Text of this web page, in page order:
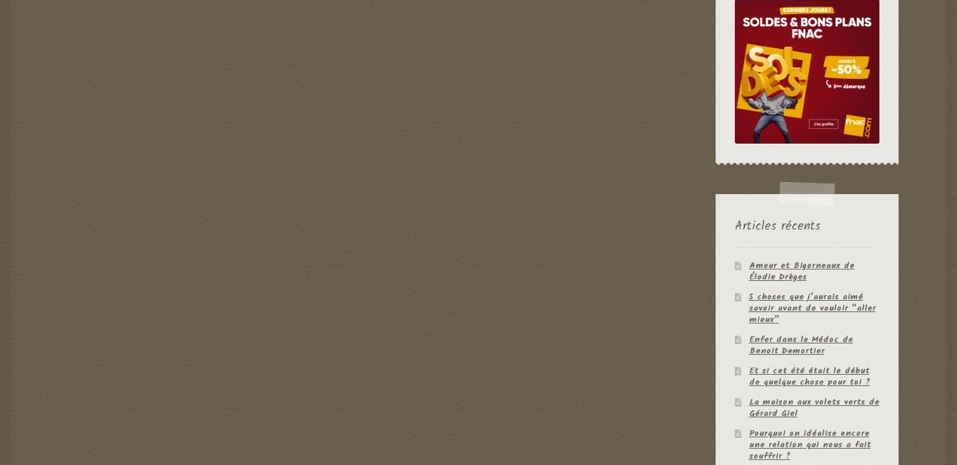
Articles récents
Amour et Bigorneaux de
Élodie Drèges
5 choses que j’aurais aimé
savoir avant de vouloir “aller
mieux”
Enfer dans le Médoc de
Benoit Demortier
Et si cet été était le début
de quelque chose pour toi ?
La maison aux volets verts de
Gérard Giel
Pourquoi on idéalise encore
une relation qui nous a fait
souffrir ?